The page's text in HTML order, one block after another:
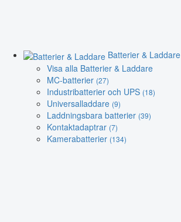
Batterier & Laddare
Visa alla Batterier & Laddare
MC-batterier (27)
Industribatterier och UPS (18)
Universalladdare (9)
Laddningsbara batterier (39)
Kontaktadaptrar (7)
Kamerabatterier (134)